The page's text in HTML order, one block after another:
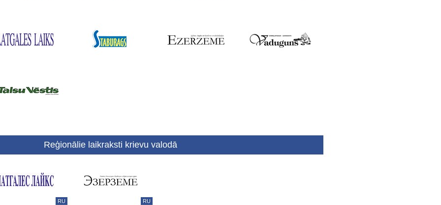
Reģionālie laikraksti krievu valodā
RU RU